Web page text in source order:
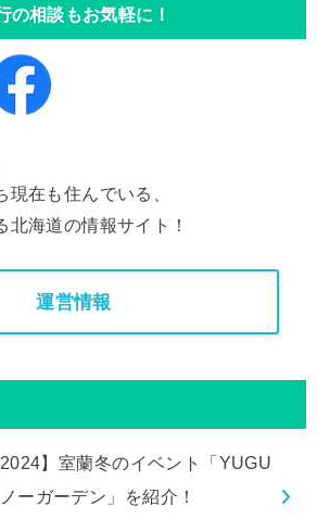
の相談もお気軽に！
在も住んでいる、
海道の情報サイト！
運営情報
2024】室蘭冬のイベント「YUGU
ーガーデン」を紹介！